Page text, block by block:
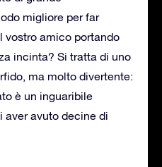
migliore per far
vostro amico portando
incinta? Si tratta di uno
ma molto divertente:
è un inguaribile
aver avuto decine di